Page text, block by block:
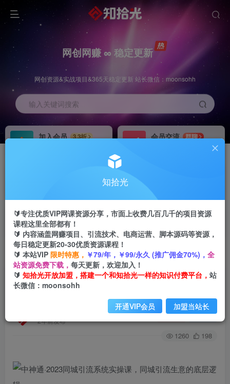
网创网赚 ∞ 稳定更新
网创资源&实战项目&365天稳定更新 站长微信：moonsohh
输入关键词搜索
加入会员
3.3折
会员交流
群聊
首页 创业课程 会员免费 正文
中神通·2023同城引流系统实操课，同城引流生意
的底层逻辑
2年前发布
关注 私信
1260 198
知拾光
🔰专注优质VIP网课资源分享，市面上收费几百几千的项目资源
课程这里全部都有！
🔰 内容涵盖网赚项目、引流技术、电商运营、脚本源码等资源，
每日稳定更新20-30优质资源课程！
🔰 本站VIP 限时特惠， ￥79/年，￥99/永久 (推广佣金70%)， 全
站资源免费下载， 每天更新，欢迎加入！
🔰 知拾光开放加盟，搭建一个和知拾光一样的知识付费平台， 站
长微信：moonsohh
开通VIP会员 加盟当站长